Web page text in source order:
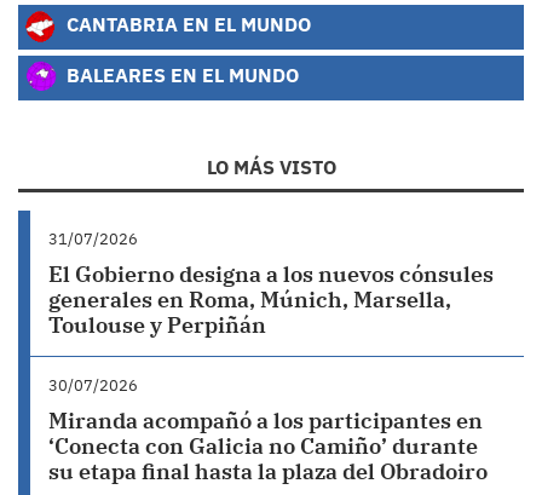
CANTABRIA EN EL MUNDO
BALEARES EN EL MUNDO
LO MÁS VISTO
31/07/2026
El Gobierno designa a los nuevos cónsules
generales en Roma, Múnich, Marsella,
Toulouse y Perpiñán
30/07/2026
Miranda acompañó a los participantes en
‘Conecta con Galicia no Camiño’ durante
su etapa final hasta la plaza del Obradoiro